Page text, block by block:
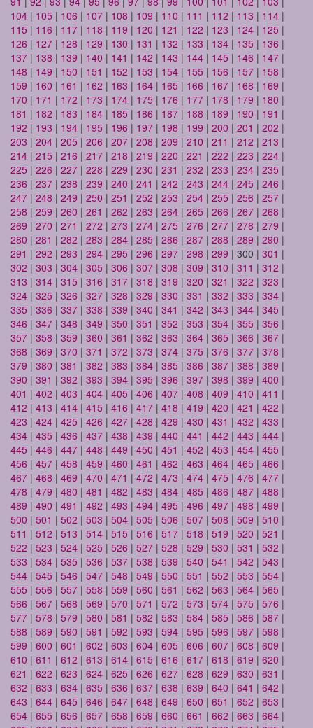
104 | 105 | 106 | 107 | 108 | 109 | 110 | 111 | 112 | 113 | 114 |
115 | 116 | 117 | 118 | 119 | 120 | 121 | 122 | 123 | 124 | 125 |
126 | 127 | 128 | 129 | 130 | 131 | 132 | 133 | 134 | 135 | 136 |
137 | 138 | 139 | 140 | 141 | 142 | 143 | 144 | 145 | 146 | 147 |
148 | 149 | 150 | 151 | 152 | 153 | 154 | 155 | 156 | 157 | 158 |
159 | 160 | 161 | 162 | 163 | 164 | 165 | 166 | 167 | 168 | 169 |
170 | 171 | 172 | 173 | 174 | 175 | 176 | 177 | 178 | 179 | 180 |
181 | 182 | 183 | 184 | 185 | 186 | 187 | 188 | 189 | 190 | 191 |
192 | 193 | 194 | 195 | 196 | 197 | 198 | 199 | 200 | 201 | 202 |
203 | 204 | 205 | 206 | 207 | 208 | 209 | 210 | 211 | 212 | 213 |
214 | 215 | 216 | 217 | 218 | 219 | 220 | 221 | 222 | 223 | 224 |
225 | 226 | 227 | 228 | 229 | 230 | 231 | 232 | 233 | 234 | 235 |
236 | 237 | 238 | 239 | 240 | 241 | 242 | 243 | 244 | 245 | 246 |
247 | 248 | 249 | 250 | 251 | 252 | 253 | 254 | 255 | 256 | 257 |
258 | 259 | 260 | 261 | 262 | 263 | 264 | 265 | 266 | 267 | 268 |
269 | 270 | 271 | 272 | 273 | 274 | 275 | 276 | 277 | 278 | 279 |
280 | 281 | 282 | 283 | 284 | 285 | 286 | 287 | 288 | 289 | 290 |
291 | 292 | 293 | 294 | 295 | 296 | 297 | 298 | 299 | 300 | 301 |
302 | 303 | 304 | 305 | 306 | 307 | 308 | 309 | 310 | 311 | 312 |
313 | 314 | 315 | 316 | 317 | 318 | 319 | 320 | 321 | 322 | 323 |
324 | 325 | 326 | 327 | 328 | 329 | 330 | 331 | 332 | 333 | 334 |
335 | 336 | 337 | 338 | 339 | 340 | 341 | 342 | 343 | 344 | 345 |
346 | 347 | 348 | 349 | 350 | 351 | 352 | 353 | 354 | 355 | 356 |
357 | 358 | 359 | 360 | 361 | 362 | 363 | 364 | 365 | 366 | 367 |
368 | 369 | 370 | 371 | 372 | 373 | 374 | 375 | 376 | 377 | 378 |
379 | 380 | 381 | 382 | 383 | 384 | 385 | 386 | 387 | 388 | 389 |
390 | 391 | 392 | 393 | 394 | 395 | 396 | 397 | 398 | 399 | 400 |
401 | 402 | 403 | 404 | 405 | 406 | 407 | 408 | 409 | 410 | 411 |
412 | 413 | 414 | 415 | 416 | 417 | 418 | 419 | 420 | 421 | 422 |
423 | 424 | 425 | 426 | 427 | 428 | 429 | 430 | 431 | 432 | 433 |
434 | 435 | 436 | 437 | 438 | 439 | 440 | 441 | 442 | 443 | 444 |
445 | 446 | 447 | 448 | 449 | 450 | 451 | 452 | 453 | 454 | 455 |
456 | 457 | 458 | 459 | 460 | 461 | 462 | 463 | 464 | 465 | 466 |
467 | 468 | 469 | 470 | 471 | 472 | 473 | 474 | 475 | 476 | 477 |
478 | 479 | 480 | 481 | 482 | 483 | 484 | 485 | 486 | 487 | 488 |
489 | 490 | 491 | 492 | 493 | 494 | 495 | 496 | 497 | 498 | 499 |
500 | 501 | 502 | 503 | 504 | 505 | 506 | 507 | 508 | 509 | 510 |
511 | 512 | 513 | 514 | 515 | 516 | 517 | 518 | 519 | 520 | 521 |
522 | 523 | 524 | 525 | 526 | 527 | 528 | 529 | 530 | 531 | 532 |
533 | 534 | 535 | 536 | 537 | 538 | 539 | 540 | 541 | 542 | 543 |
544 | 545 | 546 | 547 | 548 | 549 | 550 | 551 | 552 | 553 | 554 |
555 | 556 | 557 | 558 | 559 | 560 | 561 | 562 | 563 | 564 | 565 |
566 | 567 | 568 | 569 | 570 | 571 | 572 | 573 | 574 | 575 | 576 |
577 | 578 | 579 | 580 | 581 | 582 | 583 | 584 | 585 | 586 | 587 |
588 | 589 | 590 | 591 | 592 | 593 | 594 | 595 | 596 | 597 | 598 |
599 | 600 | 601 | 602 | 603 | 604 | 605 | 606 | 607 | 608 | 609 |
610 | 611 | 612 | 613 | 614 | 615 | 616 | 617 | 618 | 619 | 620 |
621 | 622 | 623 | 624 | 625 | 626 | 627 | 628 | 629 | 630 | 631 |
632 | 633 | 634 | 635 | 636 | 637 | 638 | 639 | 640 | 641 | 642 |
643 | 644 | 645 | 646 | 647 | 648 | 649 | 650 | 651 | 652 | 653 |
654 | 655 | 656 | 657 | 658 | 659 | 660 | 661 | 662 | 663 | 664 |